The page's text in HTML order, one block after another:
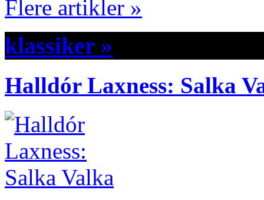
Flere artikler »
klassiker »
Halldór Laxness: Salka